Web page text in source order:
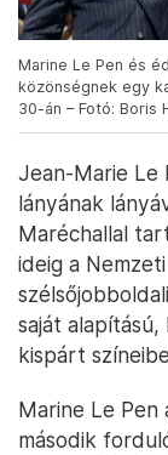
Marine Le Pen és
közönségnek egy
30-án – Fotó: Boris
Jean-Marie Le
lányának
Maréchallal
ideig a
saját
kispárt
Marine Le
második